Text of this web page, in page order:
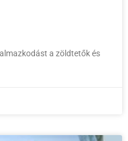
a zöldtetők és